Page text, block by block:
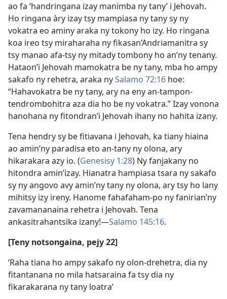
ao fa ‘handringana izay manimba ny tany’ i Jehovah.
Ho ringana àry izay tsy mampiasa ny tany sy ny
vokatra eo aminy araka ny tokony ho izy. Ho ringana
koa ireo tsy miraharaha ny fikasan’Andriamanitra sy
tsy manao afa-tsy ny mitady tombony ho an’ny tenany.
Hataon’i Jehovah mamokatra be ny tany, mba ho ampy
sakafo ny rehetra, araka nySalamo 72:16 hoe:
“Hahavokatra be ny tany, ary na eny an-tampon-
tendrombohitra aza dia ho be ny vokatra.” Izay vonona
hanohana ny fitondran’i Jehovah ihany no hahita izany.
Tena hendry sy be fitiavana i Jehovah, ka tiany hiaina
ao amin’ny paradisa eto an-tany ny olona, ary
hikarakara azy io. (Genesisy 1:28) Ny fanjakany no
hitondra amin’izay. Hianatra hampiasa tsara ny sakafo
sy ny angovo avy amin’ny tany ny olona, ary tsy ho lany
mihitsy izy ireny. Hanome fahafaham-po ny fanirian’ny
zavamananaina rehetra i Jehovah. Tena
ankasitrahantsika izany!—Salamo 145:16.
[Teny notsongaina, pejy 22]
‘Raha tiana ho ampy sakafo ny olon-drehetra, dia ny
fitantanana no mila hatsaraina fa tsy dia ny
fikarakarana ny tany loatra’